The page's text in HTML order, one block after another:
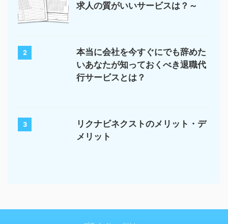
求人の質がいいサービスは？～
2
本当に会社を今すぐにでも辞めた
いあなたが知っておくべき退職代
行サービスとは？
3
リクナビネクストのメリット・デ
メリット